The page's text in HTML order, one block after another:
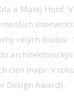
a Matej Honč.
celých budov.
cien (napr. v
Design Award).